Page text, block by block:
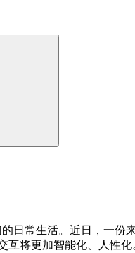
常生活。近日，一份
将更加智能化、人性化